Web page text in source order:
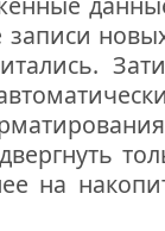
записи
на